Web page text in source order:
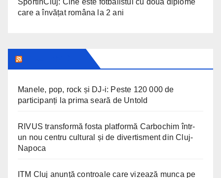
SportinCluj: Cine este fotbalistul cu două diplome
care a învățat româna la 2 ani
Manele, pop, rock și DJ-i: Peste 120 000 de
participanți la prima seară de Untold
RIVUS transformă fosta platformă Carbochim într-
un nou centru cultural și de divertisment din Cluj-
Napoca
ITM Cluj anunță controale care vizează munca pe